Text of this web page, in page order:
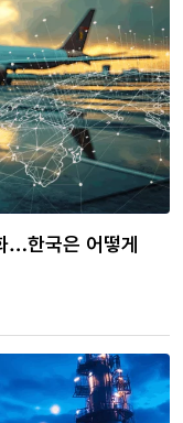
…한국은 어떻게